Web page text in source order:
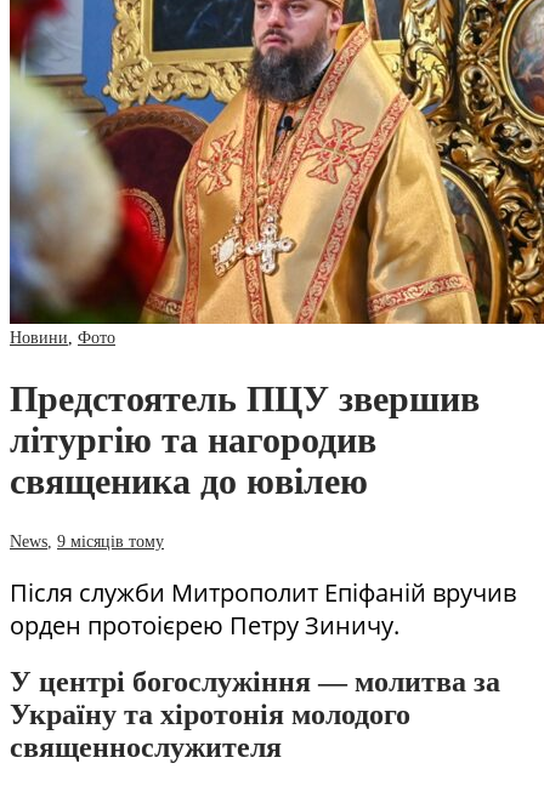
Новини Фото
Предстоятель ПЦУ звершив
літургію та нагородив
священика до ювілею
News 9 місяців тому
Після служби Митрополит Епіфаній вручив
орден протоієрею Петру Зиничу.
У центрі богослужіння — молитва за
Україну та хіротонія молодого
священнослужителя